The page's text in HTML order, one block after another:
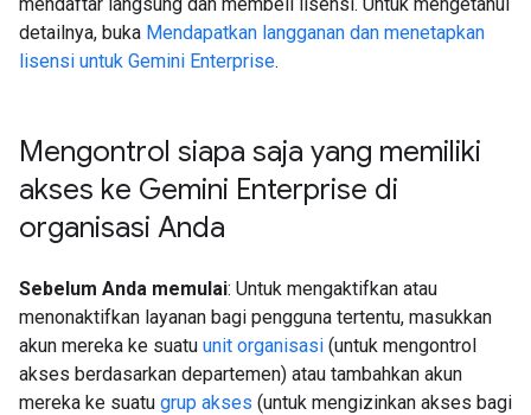
detailnya, buka Mendapatkan langganan dan menetapkan
lisensi untuk Gemini Enterprise.
Mengontrol siapa saja yang memiliki
akses ke Gemini Enterprise di
organisasi Anda
Sebelum Anda memulai: Untuk mengaktifkan atau
menonaktifkan layanan bagi pengguna tertentu, masukkan
akun mereka ke suatu unit organisasi (untuk mengontrol
akses berdasarkan departemen) atau tambahkan akun
mereka ke suatu grup akses (untuk mengizinkan akses bagi